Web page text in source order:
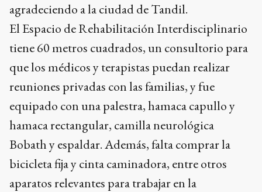
agradeciendo a la ciudad de Tandil.
El Espacio de Rehabilitación Interdisciplinario
tiene 60 metros cuadrados, un consultorio para
que los médicos y terapistas puedan realizar
reuniones privadas con las familias, y fue
equipado con una palestra, hamaca capullo y
hamaca rectangular, camilla neurológica
Bobath y espaldar. Además, falta comprar la
bicicleta fija y cinta caminadora, entre otros
aparatos relevantes para trabajar en la